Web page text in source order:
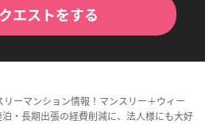
エストをする
ーマンション情報！マンスリー＋ウィー
・長期出張の経費削減に、法人様にも大好